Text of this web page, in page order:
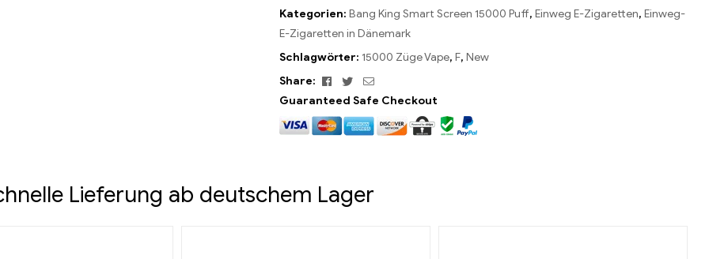
Kategorien: Bang King Smart Screen 15000 Puff, Einweg E-Zigaretten, Einweg-
E-Zigaretten in Dänemark
Schlagwörter: 15000 Züge Vape, F, New
Share:
Facebook
TwitterEmail
Guaranteed Safe Checkout
Lieferung ab deutschem Lager